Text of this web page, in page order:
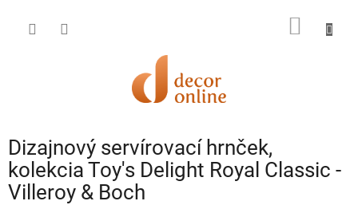
obsah
Dizajnový servírovací hrnček,
kolekcia Toy's Delight Royal Classic -
Villeroy & Boch